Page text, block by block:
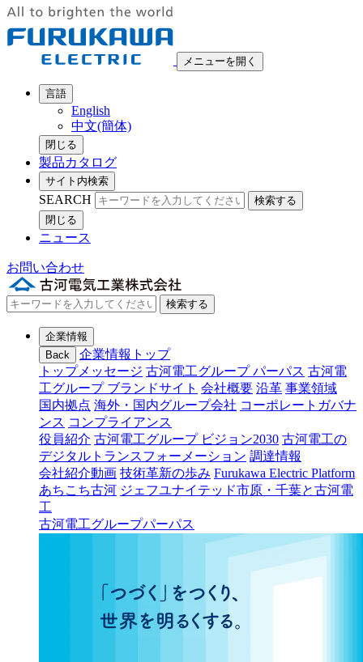
メニューを開く
言語
English
中文(簡体)
閉じる
製品カタログ
サイト内検索
SEARCH
検索する
閉じる
ニュース
お問い合わせ
検索する
企業情報
Back
企業情報トップ
トップメッセージ 古河電工グループ パーパス 古河電
工グループ ブランドサイト 会社概要 沿革 事業領域
国内拠点 海外・国内グループ会社 コーポレートガバナ
ンス コンプライアンス
役員紹介 古河電工グループ ビジョン2030 古河電工の
デジタルトランスフォーメーション 調達情報
会社紹介動画 技術革新の歩み Furukawa Electric Platform
あちこち古河 ジェフユナイテッド市原・千葉と古河電
工
古河電工グループパーパス